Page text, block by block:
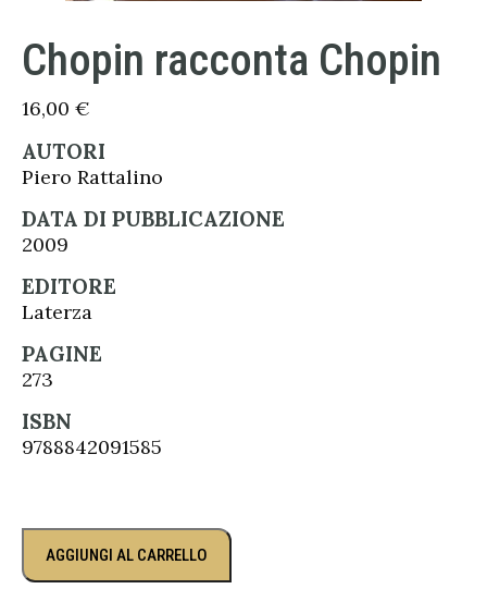
Chopin racconta Chopin
16,00 €
AUTORI
Piero Rattalino
DATA DI PUBBLICAZIONE
2009
EDITORE
Laterza
PAGINE
273
ISBN
9788842091585
AGGIUNGI AL CARRELLO